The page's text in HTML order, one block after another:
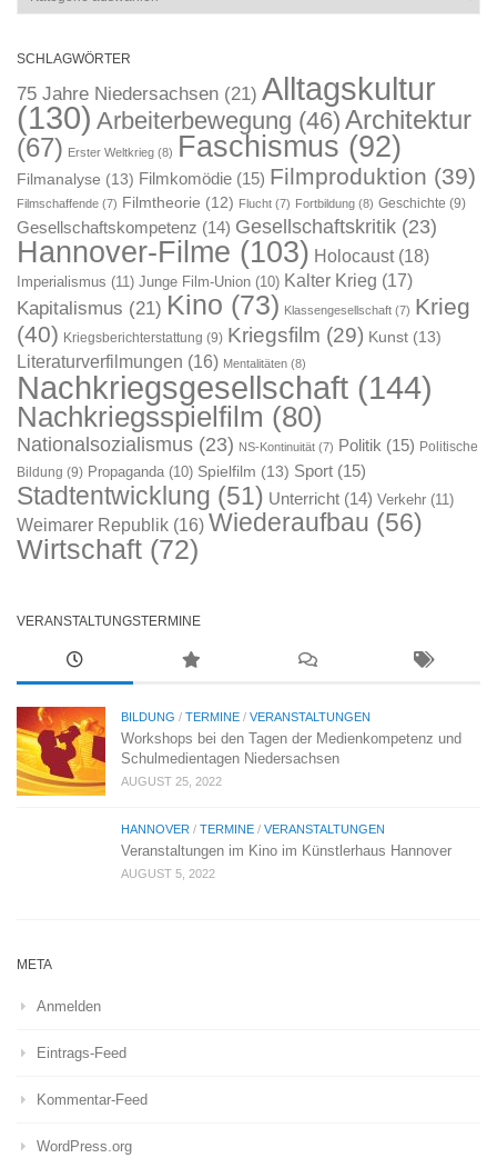
SCHLAGWÖRTER
75 Jahre Niedersachsen (21) Alltagskultur
(130) Arbeiterbewegung (46) Architektur
(67) Erster Weltkrieg (8) Faschismus (92)
Filmanalyse (13) Filmkomödie (15) Filmproduktion (39)
Filmschaffende (7) Filmtheorie (12) Flucht (7) Fortbildung (8) Geschichte (9)
Gesellschaftskompetenz (14) Gesellschaftskritik (23)
Hannover-Filme (103) Holocaust(18)
Imperialismus (11) Junge Film-Union (10) Kalter Krieg (17)
Kapitalismus (21) Kino (73) Klassengesellschaft (7) Krieg
(40) Kriegsberichterstattung (9) Kriegsfilm (29) Kunst (13)
Literaturverfilmungen (16) Mentalitäten (8)
Nachkriegsgesellschaft (144)
Nachkriegsspielfilm (80)
Nationalsozialismus (23) NS-Kontinuität (7) Politik (15) Politische
Bildung (9) Propaganda (10) Spielfilm (13) Sport (15)
Stadtentwicklung (51) Unterricht (14) Verkehr (11)
Weimarer Republik (16) Wiederaufbau (56)
Wirtschaft (72)
VERANSTALTUNGSTERMINE
BILDUNG / TERMINE / VERANSTALTUNGEN
Workshops bei den Tagen der Medienkompetenz und
Schulmedientagen Niedersachsen
AUGUST 25, 2022
HANNOVER / TERMINE / VERANSTALTUNGEN
Veranstaltungen im Kino im Künstlerhaus Hannover
AUGUST 5, 2022
META
Anmelden
Eintrags-Feed
Kommentar-Feed
WordPress.org